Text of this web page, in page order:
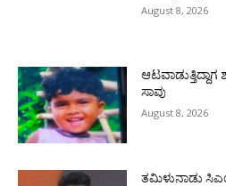
August 8, 2026
ಸಾವು
August 8, 2026
ತಮಿಳುನಾಡು